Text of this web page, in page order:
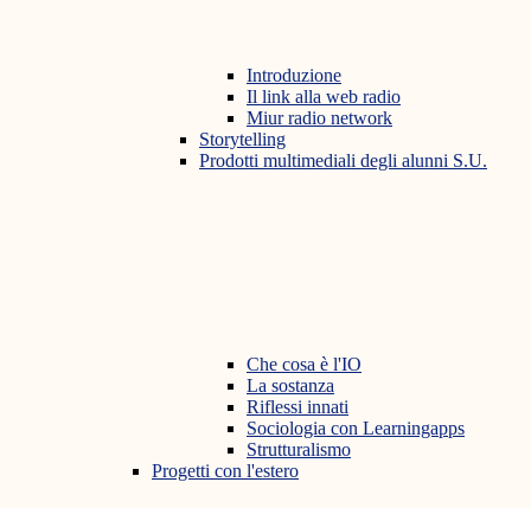
Introduzione
Il link alla web radio
Miur radio network
Storytelling
Prodotti multimediali degli alunni S.U.
Che cosa è l'IO
La sostanza
Riflessi innati
Sociologia con Learningapps
Strutturalismo
Progetti con l'estero